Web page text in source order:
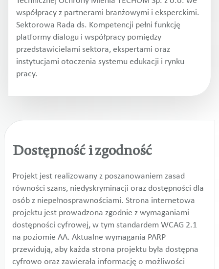
współpracy z partnerami branżowymi i eksperckimi.
Sektorowa Rada ds. Kompetencji pełni funkcję
platformy dialogu i współpracy pomiędzy
przedstawicielami sektora, ekspertami oraz
instytucjami otoczenia systemu edukacji i rynku
pracy.
Dostępność i zgodność
Projekt jest realizowany z poszanowaniem zasad
równości szans, niedyskryminacji oraz dostępności dla
osób z niepełnosprawnościami. Strona internetowa
projektu jest prowadzona zgodnie z wymaganiami
dostępności cyfrowej, w tym standardem WCAG 2.1
na poziomie AA. Aktualne wymagania PARP
przewidują, aby każda strona projektu była dostępna
cyfrowo oraz zawierała informację o możliwości